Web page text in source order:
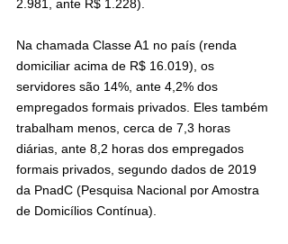
2.981, ante R$ 1.228).
Na chamada Classe A1 no país (renda
domiciliar acima de R$ 16.019), os
servidores são 14%, ante 4,2% dos
empregados formais privados. Eles também
trabalham menos, cerca de 7,3 horas
diárias, ante 8,2 horas dos empregados
formais privados, segundo dados de 2019
da PnadC (Pesquisa Nacional por Amostra
de Domicílios Contínua).